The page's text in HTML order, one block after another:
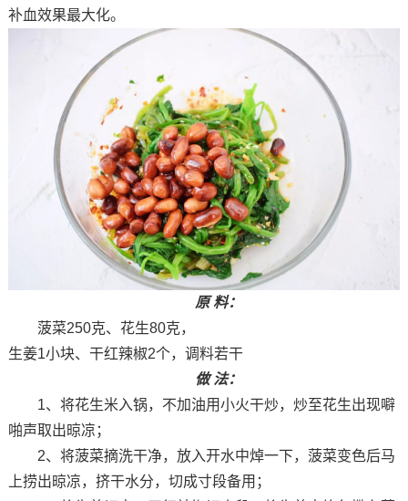
补血效果最大化。
原 料：
菠菜250克、花生80克，
生姜1小块、干红辣椒2个，调料若干
做 法：
1、将花生米入锅，不加油用小火干炒，炒至花生出现噼
啪声取出晾凉；
2、将菠菜摘洗干净，放入开水中焯一下，菠菜变色后马
上捞出晾凉，挤干水分，切成寸段备用；